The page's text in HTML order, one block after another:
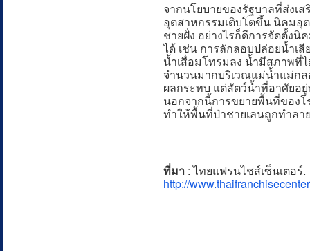
จากนโยบายของรัฐบาลที่ส่งเ
อุตสาหกรรมเติบโตขึ้น นิคมอุ
ชายฝั่ง อย่างไรก็ดีการจัดตั้ง
ได้ เช่น การลักลอบปล่อยน้ำเ
น้ำเสื่อมโทรมลง น้ำมีสภาพที่
จำนวนมากบริเวณแม่น้ำแม่กล
ผลกระทบ แต่สัตว์น้ำที่อาศัยอ
นอกจากนี้การขยายพื้นที่ของ
ทำให้พื้นที่ป่าชายเลนถูกทำลา
ที่มา :ไทยแฟรนไชส์เซ็นเตอ
http://